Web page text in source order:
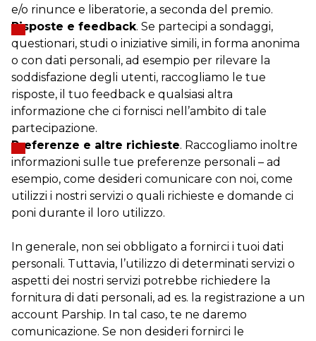
e/o rinunce e liberatorie, a seconda del premio.
Risposte e feedback. Se partecipi a sondaggi,
questionari, studi o iniziative simili, in forma anonima
o con dati personali, ad esempio per rilevare la
soddisfazione degli utenti, raccogliamo le tue
risposte, il tuo feedback e qualsiasi altra
informazione che ci fornisci nell’ambito di tale
partecipazione.
Preferenze e altre richieste. Raccogliamo inoltre
informazioni sulle tue preferenze personali – ad
esempio, come desideri comunicare con noi, come
utilizzi i nostri servizi o quali richieste e domande ci
poni durante il loro utilizzo.
In generale, non sei obbligato a fornirci i tuoi dati
personali. Tuttavia, l’utilizzo di determinati servizi o
aspetti dei nostri servizi potrebbe richiedere la
fornitura di dati personali, ad es. la registrazione a un
account Parship. In tal caso, te ne daremo
comunicazione. Se non desideri fornirci le